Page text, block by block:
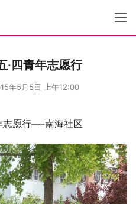
·四青年志愿行
年5月5日 上午12:00
志愿行—-南海社区